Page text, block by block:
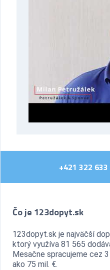
+421 322 633
Čo je 123dopyt.sk
123dopyt.sk je najväčší
ktorý využíva 81 565
Mesačne spracujeme cez
ako 75 mil. €.